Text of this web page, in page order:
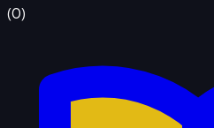
(0)